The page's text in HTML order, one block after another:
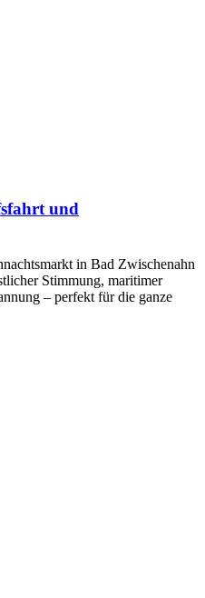
und
in Bad Zwischenahn
Stimmung, maritimer
– perfekt für die ganze